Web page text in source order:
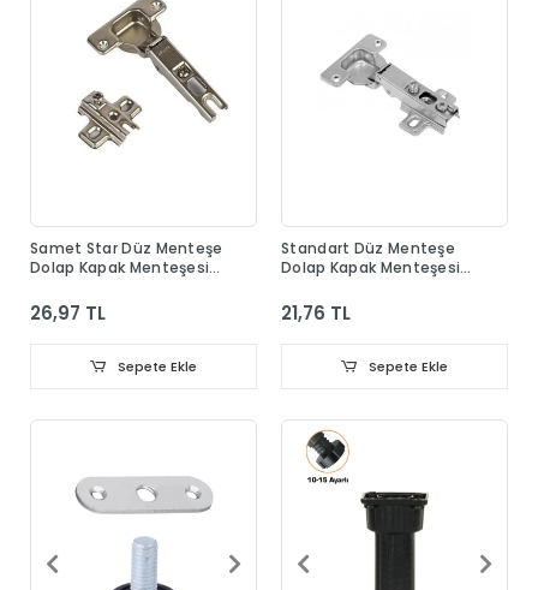
Samet Star Düz Menteşe
Dolap Kapak Menteşesi
26,97 TL
Sepete Ekle
Standart Düz Menteşe
Dolap Kapak Menteşesi
21,76 TL
Sepete Ekle